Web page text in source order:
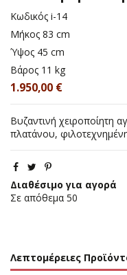
Κωδικός i-14
Μήκος 83 cm
Ύψος 45 cm
Βάρος 11 kg
1.950,00 €
Βυζαντινή χειροποίητη
πλατάνου,
Διαθέσιμο για αγορά
Σε απόθεμα 50
Λεπτομέρειες